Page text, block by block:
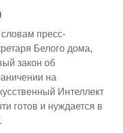
пресс-
Белого дома,
закон об
на
Интеллект
готов и нуждается в